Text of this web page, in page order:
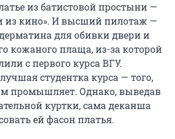
из батистовой простыни —
из кино». И высший пилотаж —
для обивки двери и
кожаного плаща, из-за которой
с первого курса ВГУ.
студентка курса — того,
промышляет. Однако, выведав
куртки, сама деканша
ей фасон платья.